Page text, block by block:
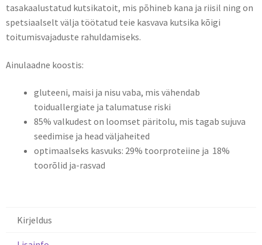
tasakaalustatud kutsikatoit, mis põhineb kana ja riisil ning on
spetsiaalselt välja töötatud teie kasvava kutsika kõigi
toitumisvajaduste rahuldamiseks.
Ainulaadne koostis:
gluteeni, maisi ja nisu vaba, mis vähendab
toiduallergiate ja talumatuse riski
85% valkudest on loomset päritolu, mis tagab sujuva
seedimise ja head väljaheited
optimaalseks kasvuks: 29% toorproteiine ja 18%
toorõlid ja-rasvad
Kirjeldus